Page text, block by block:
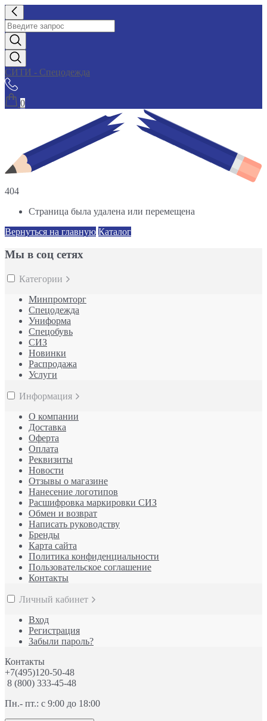
СИТИ - Спецодежда
0
404
Страница была удалена или перемещена
Вернуться на главную Каталог
Мы в соц сетях
Категории
Минпромторг
Спецодежда
Униформа
Спецобувь
СИЗ
Новинки
Распродажа
Услуги
Информация
О компании
Доставка
Оферта
Оплата
Реквизиты
Новости
Отзывы о магазине
Нанесение логотипов
Расшифровка маркировки СИЗ
Обмен и возврат
Написать руководству
Бренды
Карта сайта
Политика конфиденциальности
Пользовательское соглашение
Контакты
Личный кабинет
Вход
Регистрация
Забыли пароль?
Контакты
+7(495)120-50-48
8 (800) 333-45-48
Пн.- пт.: с 9:00 до 18:00